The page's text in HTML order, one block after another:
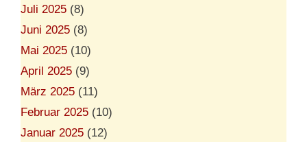
Juli 2025 (8)
Juni 2025 (8)
Mai 2025 (10)
April 2025 (9)
März 2025 (11)
Februar 2025 (10)
Januar 2025 (12)